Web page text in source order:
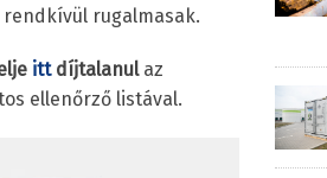
rugalmasak.
ittdíjtalanulaz
ellenőrző listával.